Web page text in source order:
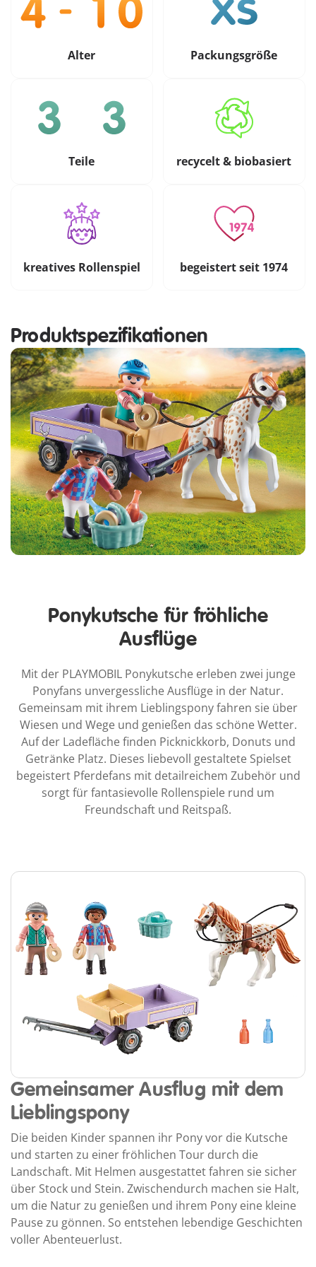
Alter Packungsgröße
Teile recycelt & biobasiert
kreatives Rollenspiel begeistert seit 1974
Produktspezifikationen
Ponykutsche für fröhliche
Ausflüge
Mit der PLAYMOBIL Ponykutsche erleben zwei junge
Ponyfans unvergessliche Ausflüge in der Natur.
Gemeinsam mit ihrem Lieblingspony fahren sie über
Wiesen und Wege und genießen das schöne Wetter.
Auf der Ladefläche finden Picknickkorb, Donuts und
Getränke Platz. Dieses liebevoll gestaltete Spielset
begeistert Pferdefans mit detailreichem Zubehör und
sorgt für fantasievolle Rollenspiele rund um
Freundschaft und Reitspaß.
Gemeinsamer Ausflug mit dem
Lieblingspony
Die beiden Kinder spannen ihr Pony vor die Kutsche
und starten zu einer fröhlichen Tour durch die
Landschaft. Mit Helmen ausgestattet fahren sie sicher
über Stock und Stein. Zwischendurch machen sie Halt,
um die Natur zu genießen und ihrem Pony eine kleine
Pause zu gönnen. So entstehen lebendige Geschichten
voller Abenteuerlust.